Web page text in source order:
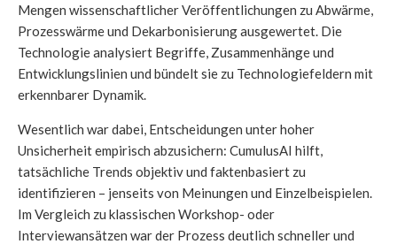
Mengen wissenschaftlicher Veröffentlichungen zu Abwärme,
Prozesswärme und Dekarbonisierung ausgewertet. Die
Technologie analysiert Begriffe, Zusammenhänge und
Entwicklungslinien und bündelt sie zu Technologiefeldern mit
erkennbarer Dynamik.
Wesentlich war dabei, Entscheidungen unter hoher
Unsicherheit empirisch abzusichern: CumulusAI hilft,
tatsächliche Trends objektiv und faktenbasiert zu
identifizieren – jenseits von Meinungen und Einzelbeispielen.
Im Vergleich zu klassischen Workshop- oder
Interviewansätzen war der Prozess deutlich schneller und